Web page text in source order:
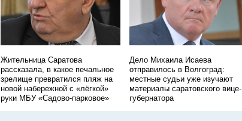
Жительница Саратова
рассказала, в какое печальное
зрелище превратился пляж на
новой набережной с «лёгкой»
руки МБУ «Садово-парковое»
Дело Михаила Исаева
отправилось в Волгоград:
местные судьи уже изучают
материалы саратовского вице-
губернатора